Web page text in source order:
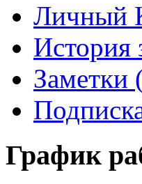
Личный
История
Заметки
График